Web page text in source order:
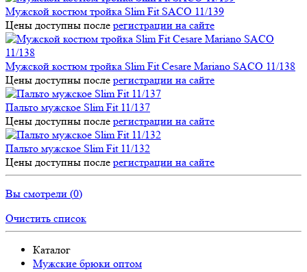
Мужской костюм тройка Slim Fit SACO 11/139
Цены доступны после регистрации на сайте
Мужской костюм тройка Slim Fit Cesare Mariano SACO 11/138
Цены доступны после регистрации на сайте
Пальто мужское Slim Fit 11/137
Цены доступны после регистрации на сайте
Пальто мужское Slim Fit 11/132
Цены доступны после регистрации на сайте
Вы смотрели (0)
Очистить список
Каталог
Мужские брюки оптом